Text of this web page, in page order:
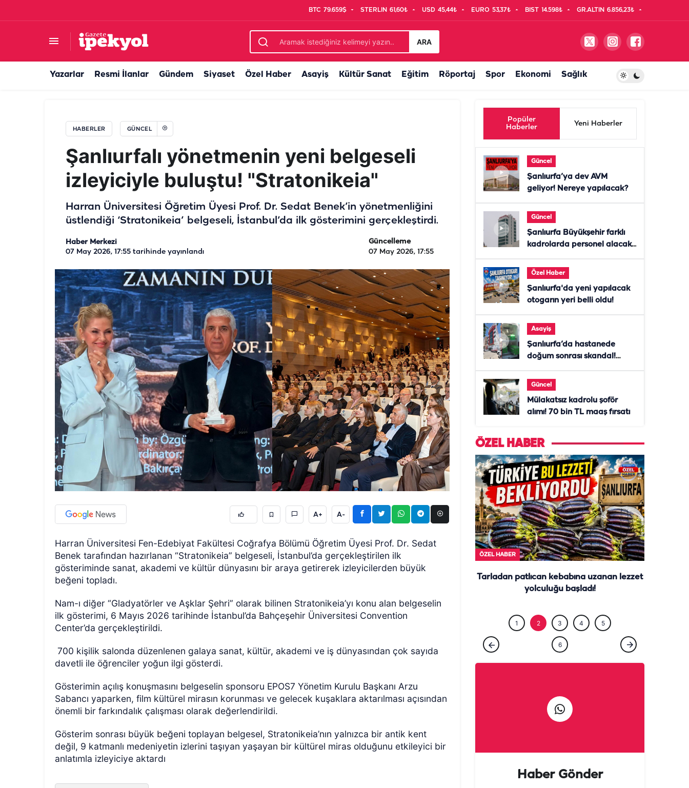
BTC 79.659$ STERLIN 61,60₺ USD 45,44₺ EURO 53,37₺ BIST 14.598₺ GR.ALTIN 6.856,23₺
ARA
Yazarlar Resmi İlanlar Gündem Siyaset Özel Haber Asayiş Kültür Sanat Eğitim Röportaj Spor Ekonomi Sağlık
HABERLER GÜNCEL
Şanlıurfalı yönetmenin yeni belgeseli
izleyiciyle buluştu! "Stratonikeia"
Harran Üniversitesi Öğretim Üyesi Prof. Dr. Sedat Benek’in yönetmenliğini
üstlendiği ‘Stratonikeia’ belgeseli, İstanbul’da ilk gösterimini gerçekleştirdi.
Haber Merkezi
07 May 2026, 17:55 tarihinde yayınlandı
Güncelleme
07 May 2026, 17:55
A+ A-
Harran Üniversitesi Fen-Edebiyat Fakültesi Coğrafya Bölümü Öğretim Üyesi Prof. Dr. Sedat
Benek tarafından hazırlanan “Stratonikeia” belgeseli, İstanbul’da gerçekleştirilen ilk
gösteriminde sanat, akademi ve kültür dünyasını bir araya getirerek izleyicilerden büyük
beğeni topladı.
Nam-ı diğer “Gladyatörler ve Aşklar Şehri” olarak bilinen Stratonikeia’yı konu alan belgeselin
ilk gösterimi, 6 Mayıs 2026 tarihinde İstanbul’da Bahçeşehir Üniversitesi Convention
Center’da gerçekleştirildi.
700 kişilik salonda düzenlenen galaya sanat, kültür, akademi ve iş dünyasından çok sayıda
davetli ile öğrenciler yoğun ilgi gösterdi.
Gösterimin açılış konuşmasını belgeselin sponsoru EPOS7 Yönetim Kurulu Başkanı Arzu
Sabancı yaparken, film kültürel mirasın korunması ve gelecek kuşaklara aktarılması açısından
önemli bir farkındalık çalışması olarak değerlendirildi.
Gösterim sonrası büyük beğeni toplayan belgesel, Stratonikeia’nın yalnızca bir antik kent
değil, 9 katmanlı medeniyetin izlerini taşıyan yaşayan bir kültürel miras olduğunu etkileyici bir
anlatımla izleyiciye aktardı
Popüler
Haberler
Yeni Haberler
Güncel
Şanlıurfa’ya dev AVM
geliyor! Nereye yapılacak?
Güncel
Şanlıurfa Büyükşehir farklı
kadrolarda personel alacak!
Özel Haber
Şanlıurfa'da yeni yapılacak
otogarın yeri belli oldu!
Asayiş
Şanlıurfa’da hastanede
doğum sonrası skandal!
Güncel
Mülakatsız kadrolu şoför
alımı! 70 bin TL maaş fırsatı
ÖZEL HABER
ÖZEL HABER ÖZEL HABER
Tarladan patlıcan kebabına uzanan lezzet
yolculuğu başladı!
1 2 3 4 5
6
Haber Gönder